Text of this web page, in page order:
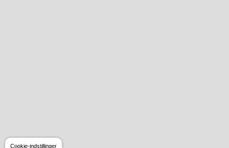
Cookie-indstillinger